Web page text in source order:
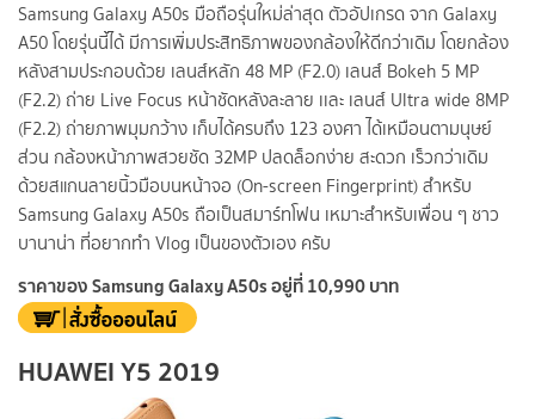
Samsung Galaxy A50s มือถือรุ่นใหม่ล่าสุด ตัวอัปเกรด จาก Galaxy
A50 โดยรุ่นนี้ได้ มีการเพิ่มประสิทธิภาพของกล้องให้ดีกว่าเดิม โดยกล้อง
หลังสามประกอบด้วย เลนส์หลัก 48 MP (F2.0) เลนส์ Bokeh 5 MP
(F2.2) ถ่าย Live Focus หน้าชัดหลังละลาย เเละ เลนส์ Ultra wide 8MP
(F2.2) ถ่ายภาพมุมกว้าง เก็บได้ครบถึง 123 องศา ได้เหมือนตามนุษย์
ส่วน กล้องหน้าภาพสวยชัด 32MP ปลดล็อกง่าย สะดวก เร็วกว่าเดิม
ด้วยสแกนลายนิ้วมือบนหน้าจอ (On-screen Fingerprint) สำหรับ
Samsung Galaxy A50s ถือเป็นสมาร์ทโฟน เหมาะสำหรับเพื่อน ๆ ชาว
บานาน่า ที่อยากทำ Vlog เป็นของตัวเอง ครับ
ราคาของ Samsung Galaxy A50s อยู่ที่ 10,990 บาท
HUAWEI Y5 2019